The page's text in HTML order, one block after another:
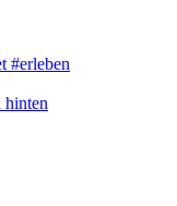
hinten